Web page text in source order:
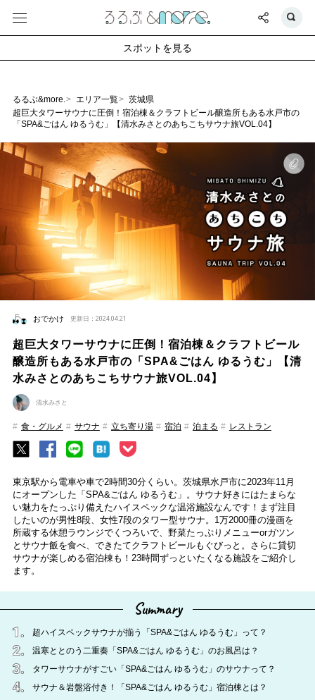
るるぶ&more. エリア一覧
茨城県
超巨大タワーサウナに圧倒！宿泊棟＆クラフトビール醸造所もある水戸市の
「SPA&ごはん ゆるうむ」【清水みさとのあちこちサウナ旅VOL.04】
おでかけ 更新日：2024.04.21
超巨大タワーサウナに圧倒！宿泊棟＆クラフトビール
醸造所もある水戸市の「SPA&ごはん ゆるうむ」【清
水みさとのあちこちサウナ旅VOL.04】
清水みさと
食・グルメ サウナ 立ち寄り湯 宿泊 泊まる レストラン
東京駅から電車や車で2時間30分くらい。茨城県水戸市に2023年11月
にオープンした「SPA&ごはん ゆるうむ」。サウナ好きにはたまらな
い魅力をたっぷり備えたハイスペックな温浴施設なんです！まず注目
したいのが男性8段、女性7段のタワー型サウナ。1万2000冊の漫画を
所蔵する休憩ラウンジでくつろいで、野菜たっぷりメニューorガツン
とサウナ飯を食べ、できたてクラフトビールもぐびっと。さらに貸切
サウナが楽しめる宿泊棟も！23時間ずっといたくなる施設をご紹介し
ます。
Summary
超ハイスペックサウナが揃う「SPA&ごはん ゆるうむ」って？
温寒ととのう二重奏「SPA&ごはん ゆるうむ」のお風呂は？
タワーサウナがすごい「SPA&ごはん ゆるうむ」のサウナって？
サウナ＆岩盤浴付き！「SPA&ごはん ゆるうむ」宿泊棟とは？
スポットを見る